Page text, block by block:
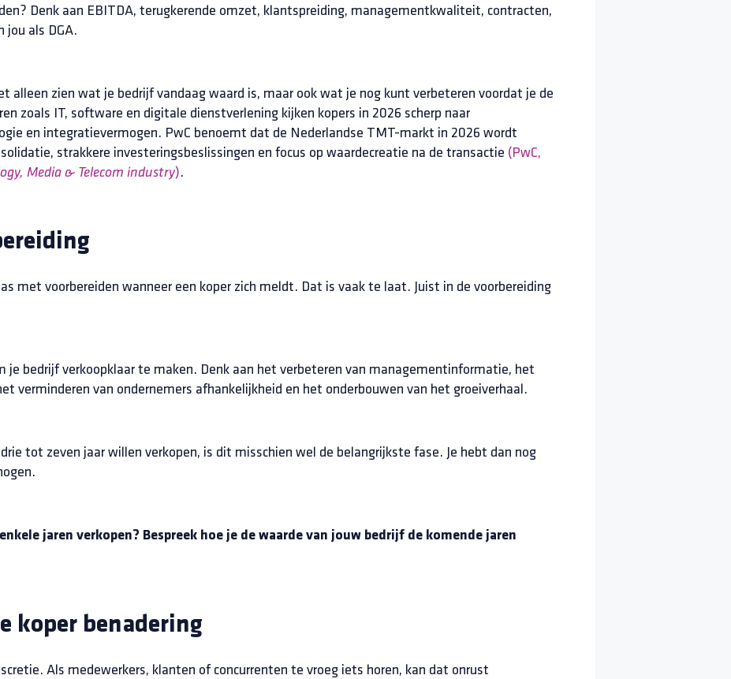
Denk aan EBITDA, terugkerende omzet, klantspreiding, managementkwaliteit, contracten,
jou als DGA.
alleen zien wat je bedrijf vandaag waard is, maar ook wat je nog kunt verbeteren voordat je de
zoals IT, software en digitale dienstverlening kijken kopers in 2026 scherp naar
en integratievermogen. PwC benoemt dat de Nederlandse TMT-markt in 2026 wordt
strakkere investeringsbeslissingen en focus op waardecreatie na de transactie (PwC,
Media & Telecom industry).
met voorbereiden wanneer een koper zich meldt. Dat is vaak te laat. Juist in de voorbereiding
je bedrijf verkoopklaar te maken. Denk aan het verbeteren van managementinformatie, het
verminderen van ondernemers afhankelijkheid en het onderbouwen van het groeiverhaal.
tot zeven jaar willen verkopen, is dit misschien wel de belangrijkste fase. Je hebt dan nog
jaren verkopen? Bespreek hoe je de waarde van jouw bedrijf de komende jaren
koper benadering
Als medewerkers, klanten of concurrenten te vroeg iets horen, kan dat onrust